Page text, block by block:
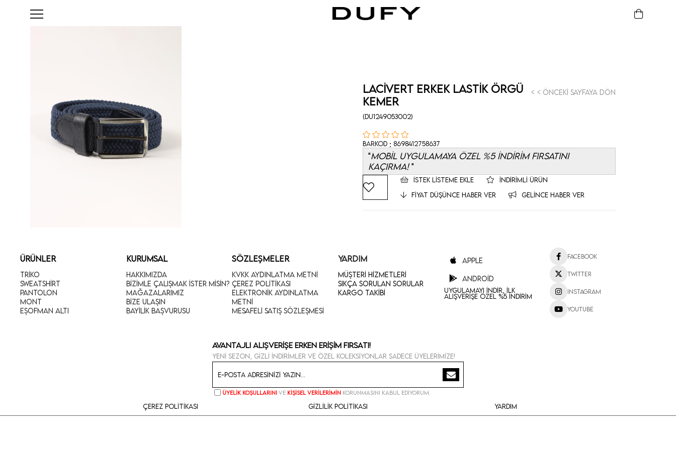
< < Önceki Sayfaya Dön
Lacivert Erkek Lastik Örgü
Kemer
(DU1249053002)
Barkod : 8698412758637
MOBİL UYGULAMAYA ÖZEL %5 İNDİRİM FIRSATINI
KAÇIRMA!
İSTEK LISTEME EKLE
İNDIRIMLI ÜRÜN
FIYAT DÜŞÜNCE HABER VER
GELINCE HABER VER
ÜRÜNLER
Triko
Sweatshirt
Pantolon
Mont
Eşofman Altı
KURUMSAL
Hakkımızda
Bizimle Çalışmak İster Misin?
Mağazalarımız
Bize Ulaşın
Bayilik Başvurusu
SÖZLEŞMELER
KVKK Aydınlatma Metni
Çerez Politikası
Elektronik Aydınlatma
Metni
Mesafeli Satış Sözleşmesi
YARDIM
Müşteri Hizmetleri
Sıkça Sorulan Sorular
Kargo Takibi
Apple
Android
Uygulamayı İndir, İlk
Alışverişe Özel %5 İndirim
Facebook
Twitter
Instagram
Youtube
Avantajlı Alışverişe Erken Erişim Fırsatı!
Yeni sezon, gizli indirimler ve özel koleksiyonlar sadece üyelerimize!
Üyelik koşullarını ve kişisel verilerimin korunmasını kabul ediyorum.
Çerez Politikası Gizlilik Politikası Yardım